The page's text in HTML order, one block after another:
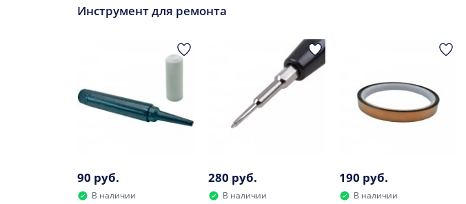
Заменить данный элемент необходимо, если:
сильно нагревается при зарядке;
В дальнейшем использовать такой элемент не рекомендуется.
Инструмент для ремонта
90 руб.
В наличии
280 руб.
В наличии
190 руб.
В наличии